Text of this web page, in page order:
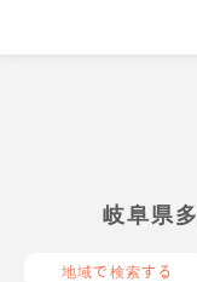
岐阜県
地域で検索する